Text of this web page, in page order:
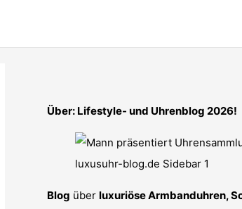
Über: Lifestyle- und Uhrenblog 2026!
Blog über luxuriöse Armbanduhren,